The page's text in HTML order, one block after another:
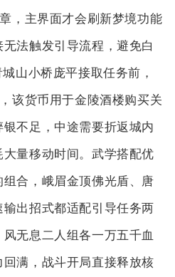
，主界面才会刷新梦境功能
法触发引导流程，避免白
山小桥庞平接取任务前，
该货币用于金陵酒楼购买关
不足，中途需要折返城内
量移动时间。武学搭配优
合，峨眉金顶佛光盾、唐
出招式都适配引导任务两
无息二人组各一万五千血
满，战斗开局直接释放核